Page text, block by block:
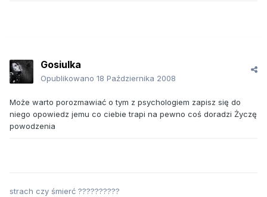
Gosiulka
Opublikowano 18 Października 2008
Może warto porozmawiać o tym z psychologiem zapisz się do
niego opowiedz jemu co ciebie trapi na pewno coś doradzi Życzę
powodzenia
strach czy śmierć ??????????